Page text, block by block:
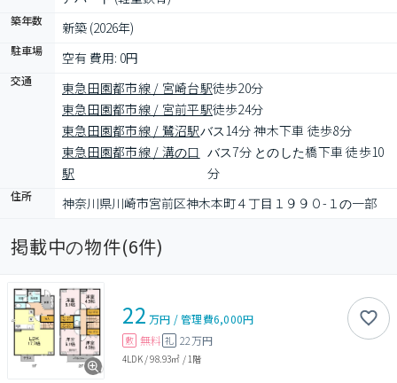
築年数 新築 (2026年)
駐車場 空有 費用: 0円
交通 東急田園都市線 / 宮崎台駅徒歩20分
東急田園都市線 / 宮前平駅徒歩24分
東急田園都市線 / 鷺沼駅バス14分 神木下車 徒歩8分
東急田園都市線 / 溝の口
駅
バス7分 とのした橋下車 徒歩10
分
住所 神奈川県川崎市宮前区神木本町４丁目１９９０-１の一部
掲載中の物件(6件)
22 万円 /管理費6,000円
敷 無料 礼 22万円
4LDK/98.93㎡ / 1階